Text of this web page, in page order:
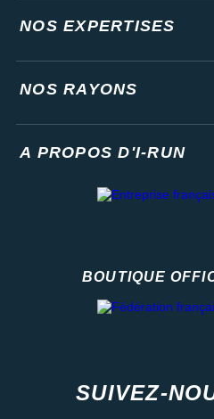
NOS EXPERTISES
NOS RAYONS
A PROPOS D'I-RUN
BOUTIQUE
SUIVEZ-